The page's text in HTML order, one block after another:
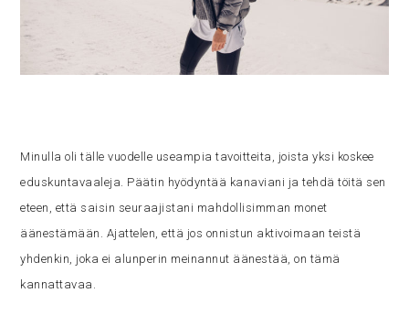
Minulla oli tälle vuodelle useampia tavoitteita, joista yksi koskee
eduskuntavaaleja. Päätin hyödyntää kanaviani ja tehdä töitä sen
eteen, että saisin seuraajistani mahdollisimman monet
äänestämään. Ajattelen, että jos onnistun aktivoimaan teistä
yhdenkin, joka ei alunperin meinannut äänestää, on tämä
kannattavaa.